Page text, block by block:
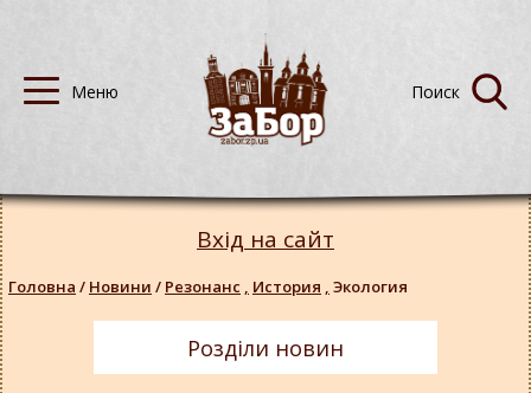
Вхід на сайт
Головна / Новини / Резонанс , История , Экология
Розділи новин